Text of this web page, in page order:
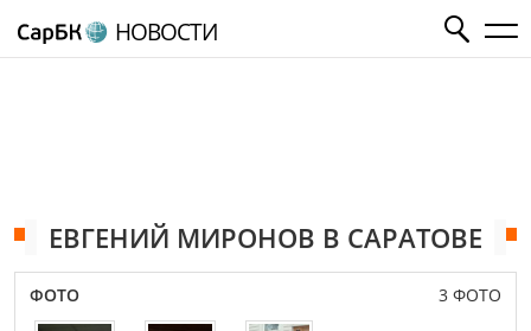
НОВОСТИ
ЕВГЕНИЙ МИРОНОВ В САРАТОВЕ
ФОТО 3 ФОТО